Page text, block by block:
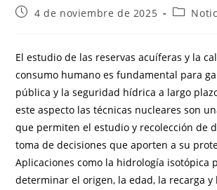
4 de noviembre de 2025
El estudio de las reservas acuíferas y la
consumo humano es fundamental para
pública y la seguridad hídrica a largo
este aspecto las técnicas nucleares son
que permiten el estudio y recolección de
toma de decisiones que aporten a su
Aplicaciones como la hidrología isotópica
determinar el origen, la edad, la recarga y